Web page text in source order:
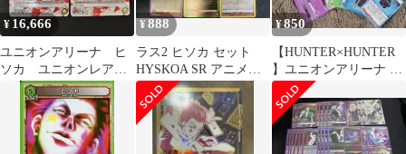
¥ 16,666
ユニオンアリーナ ヒ
ソカ ユニオンレア
開封 ハンターハンター
UR 2枚セット
¥888
ラス2 ヒソカ セット
HYSKOA SR アニメ
HUNTER×HUNTER
¥850
【HUNTER×HUNTER
】ユニオンアリーナ カ
ード まとめ売り